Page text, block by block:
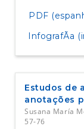
PDF
InfografÃ­a
Estudos de
anotações
Susana María
57-76